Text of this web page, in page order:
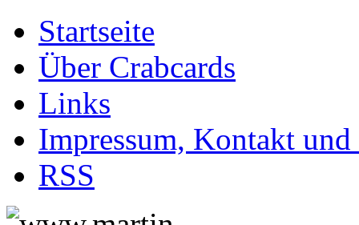
Startseite
Über Crabcards
Links
Impressum, Kontakt und
RSS